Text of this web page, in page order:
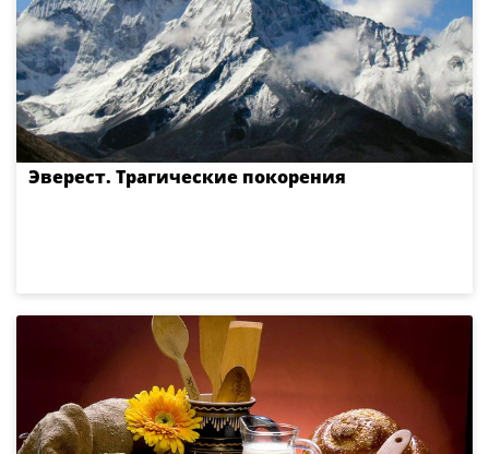
Эверест. Трагические покорения